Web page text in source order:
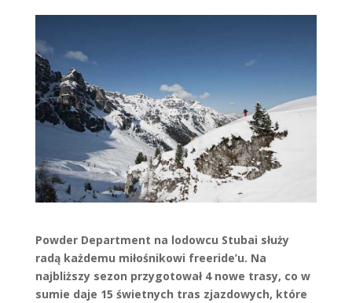
Powder Department na lodowcu Stubai służy
radą każdemu miłośnikowi freeride’u. Na
najbliższy sezon przygotował 4 nowe trasy, co w
sumie daje 15 świetnych tras zjazdowych, które